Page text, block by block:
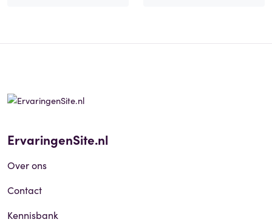
ErvaringenSite.nl
Over ons
Contact
Kennisbank